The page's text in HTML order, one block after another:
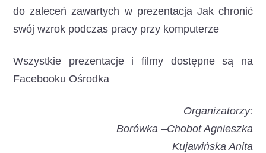
do zaleceń zawartych w prezentacja Jak chronić
swój wzrok podczas pracy przy komputerze
Wszystkie prezentacje i filmy dostępne są na
Facebooku Ośrodka
Organizatorzy:
Borówka –Chobot Agnieszka
Kujawińska Anita